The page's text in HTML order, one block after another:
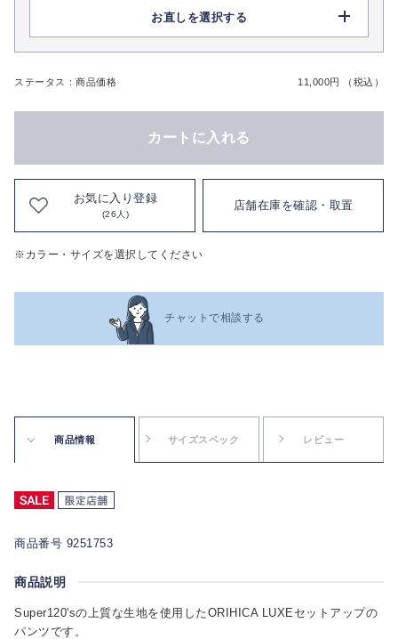
お直しを選択する
ステータス：商品価格 11,000円 （税込）
カートに入れる
お気に入り登録
(26人)
店舗在庫を確認・取置
※カラー・サイズを選択してください
チャットで相談する
商品情報 サイズスペック レビュー
商品番号 9251753
商品説明
Super120'sの上質な生地を使用したORIHICA LUXEセットアップの
パンツです。